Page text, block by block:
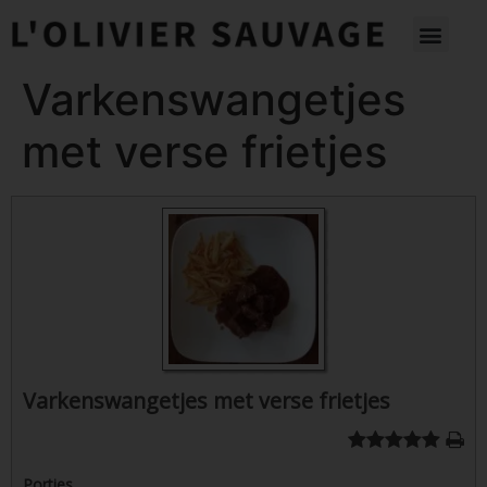
Varkenswangetjes
met verse frietjes
Varkenswangetjes met verse frietjes